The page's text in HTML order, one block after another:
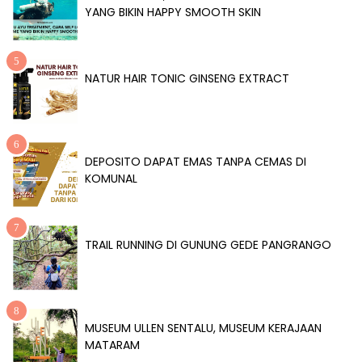
YANG BIKIN HAPPY SMOOTH SKIN
NATUR HAIR TONIC GINSENG EXTRACT
DEPOSITO DAPAT EMAS TANPA CEMAS DI
KOMUNAL
TRAIL RUNNING DI GUNUNG GEDE PANGRANGO
MUSEUM ULLEN SENTALU, MUSEUM KERAJAAN
MATARAM